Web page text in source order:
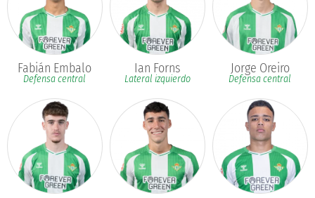
Fabián Embalo
Defensa central
Ian Forns
Lateral izquierdo
Jorge Oreiro
Defensa central